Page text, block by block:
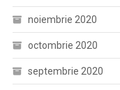
noiembrie 2020
octombrie 2020
septembrie 2020